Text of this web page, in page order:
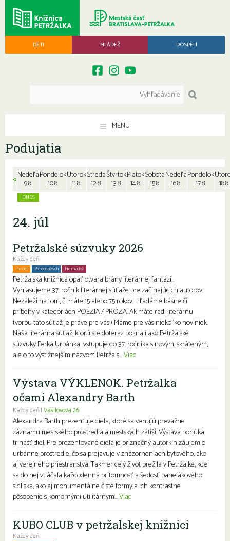
DETI MLÁDEŽ DOSPELÍ
MENU
Podujatia
«Nedeľa
9.8.
Pondelok
10.8.
Utorok
11.8.
Streda
12.8.
Štvrtok
13.8.
Piatok
14.8.
Sobota
15.8.
Nedeľa
16.8.
Pondelok
17.8. 18.8.
24. júl
Petržalské súzvuky 2026
Každý deň
Pre deti Pre dospelých Pre mládež
Petržalská knižnica opäť otvára brány literárnej fantázii.
Vyhlasujeme 37. ročník literárnej súťaže pre začínajúcich autorov.
Nezáleží na tom, či máte 15 alebo 75 rokov. Hľadáme básne či
príbehy v kategóriách POÉZIA / PRÓZA. Ak máte radi literárnu
tvorbu táto súťaž je práve pre vás:) Máme pre vás niekoľko noviniek.
Naša literárna súťaž, ktorú ste doteraz poznali ako Petržalské
súzvuky Ferka Urbánka vstupuje do 37. ročníka s novým, skráteným,
ale o to výstižnejším názvom Petržals...Viac
Výstava VÝKLENOK. Petržalka
očami Alexandry Barth
Každý deň | Vavilovova 26
Alexandra Barth prezentuje diela, ktoré sa venujú prevažne
záznamu mestského prostredia a mestských zátiší. Výstava ponúka
trinásť diel. Pre prezentované diela je príznačný autorkin záujem o
urbánne prostredie, čo sa prejavuje v znázorneniach bytového, ako
aj verejného priestranstva. Takmer celý život prežila v Petržalke, kde
sa do nej vtláčala každodenná prítomnosť a šedosť panelákového
sídliska, ako aj monumentálne čisté formy a ich kontrastné
pôsobenie s komornými utilitárnym...Viac
KUBO CLUB v petržalskej knižnici
Každý deň